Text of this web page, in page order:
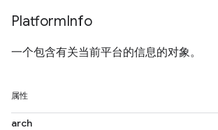
PlatformInfo
一个包含有关当前平台的信息的对象。
属性
arch